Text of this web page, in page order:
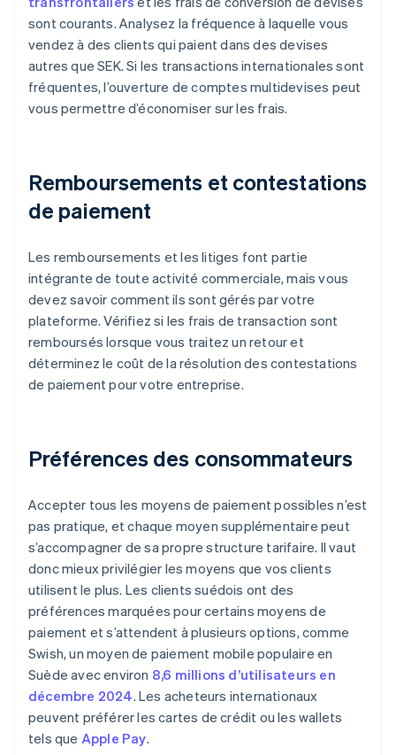
sont courants. Analysez la fréquence à laquelle vous
vendez à des clients qui paient dans des devises
autres que SEK. Si les transactions internationales sont
fréquentes, l’ouverture de comptes multidevises peut
vous permettre d’économiser sur les frais.
Remboursements et contestations
de paiement
Les remboursements et les litiges font partie
intégrante de toute activité commerciale, mais vous
devez savoir comment ils sont gérés par votre
plateforme. Vérifiez si les frais de transaction sont
remboursés lorsque vous traitez un retour et
déterminez le coût de la résolution des contestations
de paiement pour votre entreprise.
Préférences des consommateurs
Accepter tous les moyens de paiement possibles n’est
pas pratique, et chaque moyen supplémentaire peut
s’accompagner de sa propre structure tarifaire. Il vaut
donc mieux privilégier les moyens que vos clients
utilisent le plus. Les clients suédois ont des
préférences marquées pour certains moyens de
paiement et s’attendent à plusieurs options, comme
Swish, un moyen de paiement mobile populaire en
Suède avec environ 8,6 millions d’utilisateurs en
décembre 2024. Les acheteurs internationaux
peuvent préférer les cartes de crédit ou les wallets
tels que Apple Pay.